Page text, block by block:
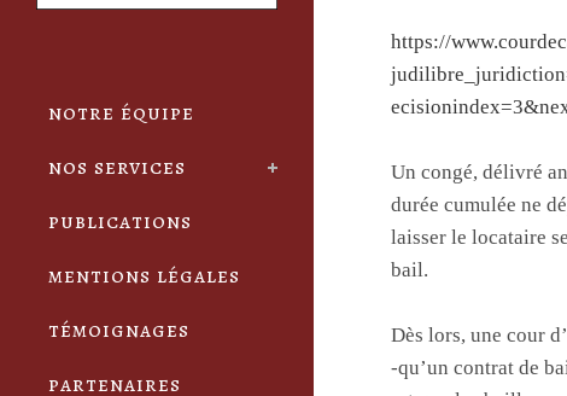
notre équipe
nos services
publications
mentions légales
témoignages
partenaires
https://
Un congé, délivré
durée cumulée ne
laisser le locataire
bail.
Dès lors, une cour
-qu’un contrat de